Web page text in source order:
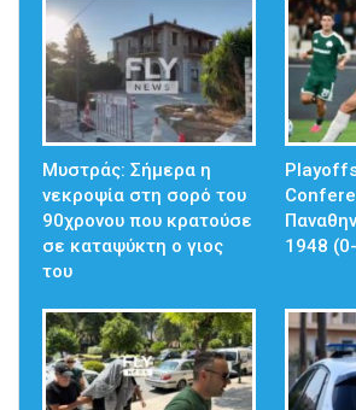
Mυστράς: Σήμερα η
νεκροψία στη σορό του
90χρονου που κρατούσε
σε καταψύκτη ο γιος
του
1948